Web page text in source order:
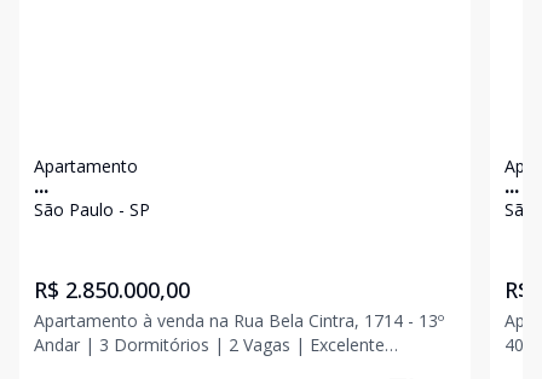
Apartamento
...
São Paulo - SP
R$ 2.850.000,00
Apartamento à venda na Rua Bela Cintra, 1714 - 13º
Andar | 3 Dormitórios | 2 Vagas | Excelente
...
São
R$
40 m² | 4º